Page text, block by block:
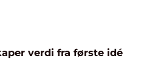
verdi fra første idé